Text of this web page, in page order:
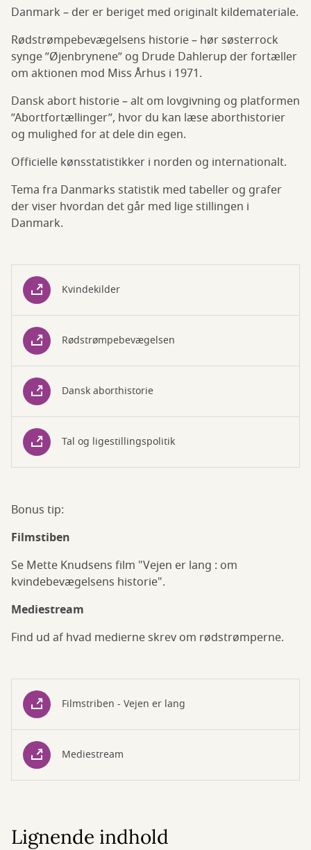
Danmark – der er beriget med originalt kildemateriale.
Rødstrømpebevægelsens historie – hør søsterrock
synge ”Øjenbrynene” og Drude Dahlerup der fortæller
om aktionen mod Miss Århus i 1971.
Dansk abort historie – alt om lovgivning og platformen
”Abortfortællinger”, hvor du kan læse aborthistorier
og mulighed for at dele din egen.
Officielle kønsstatistikker i norden og internationalt.
Tema fra Danmarks statistik med tabeller og grafer
der viser hvordan det går med lige stillingen i
Danmark.
Kvindekilder
Rødstrømpebevægelsen
Dansk aborthistorie
Tal og ligestillingspolitik
Bonus tip:
Filmstiben
Se Mette Knudsens film "Vejen er lang : om
kvindebevægelsens historie".
Mediestream
Find ud af hvad medierne skrev om rødstrømperne.
Filmstriben - Vejen er lang
Mediestream
Lignende indhold